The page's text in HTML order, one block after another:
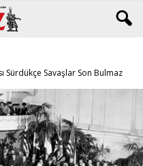
Sürdükçe Savaşlar Son Bulmaz